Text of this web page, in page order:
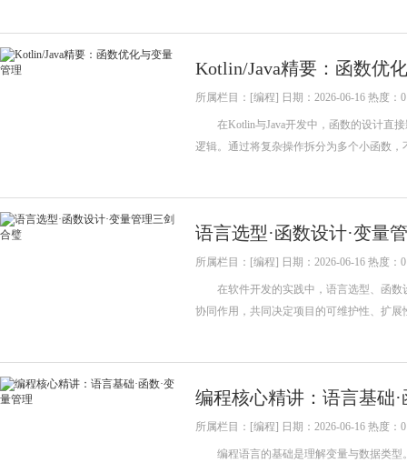
Kotlin/Java精要：函数优
所属栏目：[编程] 日期：2026-06-16 热度：0
在Kotlin与Java开发中，函数的设计直接
逻辑。通过将复杂操作拆分为多个小函数
语言选型·函数设计·变量
所属栏目：[编程] 日期：2026-06-16 热度：0
在软件开发的实践中，语言选型、函数
协同作用，共同决定项目的可维护性、扩
编程核心精讲：语言基础·
所属栏目：[编程] 日期：2026-06-16 热度：0
编程语言的基础是理解变量与数据类型